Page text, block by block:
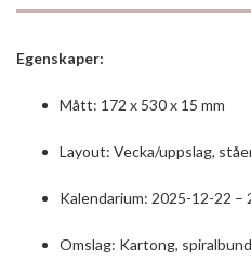
Egenskaper:
Mått: 172 x 530 x 15 mm
Layout: Vecka/uppslag,
Kalendarium: 2025-12-22 –
Omslag: Kartong,